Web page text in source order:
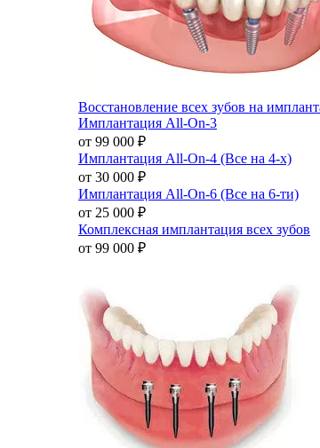
Восстановление всех зубов на
Имплантация All-On-3
от 99 000 ₽
Имплантация All-On-4 (Все на 4-х)
от 30 000 ₽
Имплантация All-On-6 (Все на 6-ти)
от 25 000 ₽
Комплексная имплантация всех зубов
от 99 000 ₽